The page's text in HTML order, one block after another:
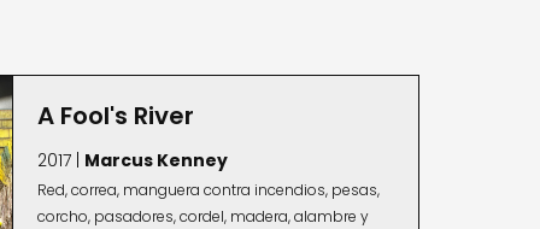
A Fool's River
2017 | Marcus Kenney
Red, correa, manguera contra incendios, pesas,
corcho, pasadores, cordel, madera, alambre y